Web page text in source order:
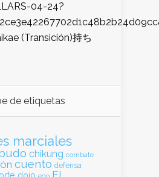
04-24?
(Transición)持ち
de etiquetas
marciales
chikung combate
cuento defensa
dojo